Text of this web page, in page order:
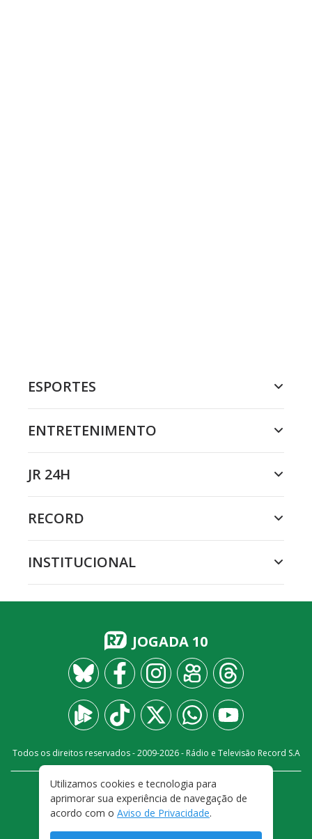
ESPORTES
ENTRETENIMENTO
JR 24H
RECORD
INSTITUCIONAL
JOGADA 10
Todos os direitos reservados - 2009-2026- Rádio e Televisão Record S.A
FALE CONOSCO
PRIVACIDADE
TERMOS E CONDIÇÕES DE USO
Utilizamos cookies e tecnologia para
aprimorar sua experiência de navegação de
acordo com o Aviso de Privacidade.